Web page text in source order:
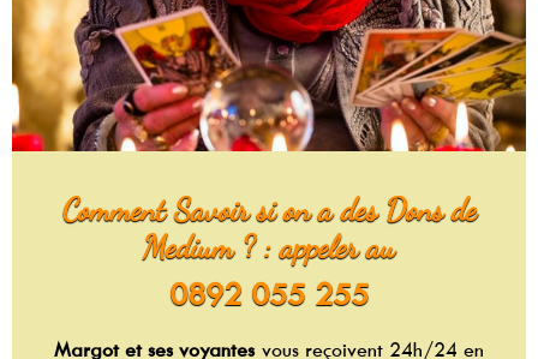
Comment Savoir si on a des Dons de
Medium ? : appeler au
0892 055 255
Margot et ses voyantesvous reçoivent 24h/24 en